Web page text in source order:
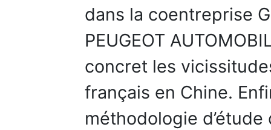
dans la coentreprise
PEUGEOT
concret les
français en Chine.
méthodologie